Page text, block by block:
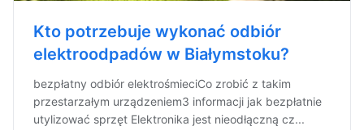
Kto potrzebuje wykonać odbiór
elektroodpadów w Białymstoku?
bezpłatny odbiór elektrośmieciCo zrobić z takim
przestarzałym urządzeniem3 informacji jak bezpłatnie
utylizować sprzęt Elektronika jest nieodłączną cz...